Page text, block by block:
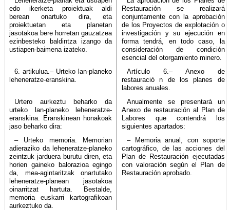
edo ikerketa proiektuak aldi
berean onartuko dira, eta
proiektuetan eta planetan
jasotakoa bere horretan gauzatzea
ezinbesteko baldintza izango da
ustiapen-baimena izateko.
Restauración se realizará
conjuntamente con la aprobación
de los Proyectos de explotación o
investigación y su ejecución en
forma tendrá, en todo caso, la
consideración de condición
esencial del otorgamiento minero.
6. artikulua.– Urteko lan-planeko
leheneratze-eranskina.
Artículo 6.– Anexo de
restauració n de los planes de
labores anuales.
Urtero aurkeztu beharko da
urteko lan-planeko leheneratze-
eranskina. Eranskinean honakoak
jaso beharko dira:
Anualmente se presentará un
Anexo de restauración al Plan de
Labores que contendrá los
siguientes apartados:
– Urteko memoria. Memorian
adieraziko da leheneratze-planeko
zeintzuk jarduera burutu diren, eta
horien gaineko balorazioa egingo
da, mea-agintaritzak onartutako
leheneratze-planean jasotakoa
oinarritzat hartuta. Bestalde,
memoria euskarri kartografikoan
aurkeztuko da.
– Memoria anual, con soporte
cartográfico, de las acciones del
Plan de Restauración ejecutadas
con valoración según el Plan de
Restauración aprobado.